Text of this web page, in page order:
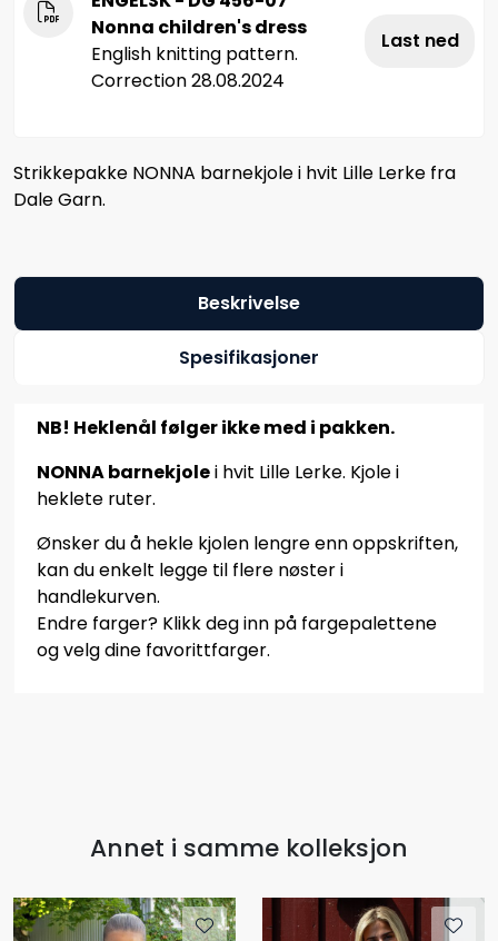
Nonna children's dress
English knitting pattern.
Correction 28.08.2024
Last ned
Strikkepakke NONNA barnekjole i hvit Lille Lerke fra
Dale Garn.
Beskrivelse
Spesifikasjoner
NB! Heklenål følger ikke med i pakken.
NONNA barnekjolei hvit Lille Lerke. Kjole i
heklete ruter.
Ønsker du å hekle kjolen lengre enn oppskriften,
kan du enkelt legge til flere nøster i
handlekurven.
Endre farger? Klikk deg inn på fargepalettene
og velg dine favorittfarger.
Annet i samme kolleksjon